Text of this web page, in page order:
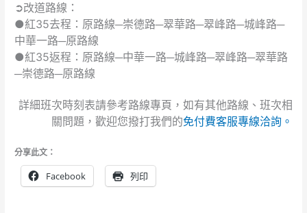
➲改道路線：
●紅35去程：原路線─崇德路─翠華路─翠峰路─城峰路─
中華一路─原路線
●紅35返程：原路線─中華一路─城峰路─翠峰路─翠華路
─崇德路─原路線
詳細班次時刻表請參考路線專頁，如有其他路線、班次相
關問題，歡迎您撥打我們的免付費客服專線洽詢。
分享此文：
Facebook 列印